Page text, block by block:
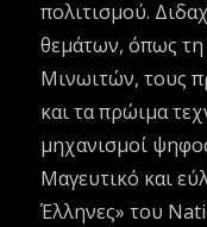
πολιτισμού.
θεμάτων, όπως τη
Μινωιτών, τους
και τα πρώιμα
μηχανισμοί
Μαγευτικό και
Έλληνες» του